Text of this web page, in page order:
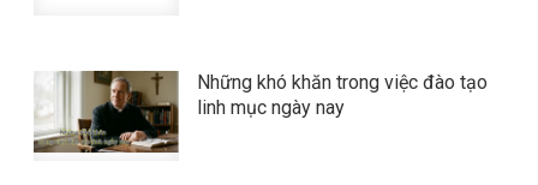
Những khó khăn trong việc đào tạo
linh mục ngày nay